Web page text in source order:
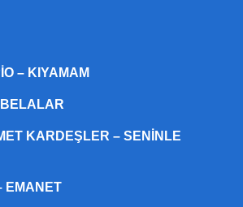
– KIYAMAM
BELALAR
KARDEŞLER – SENINLE
EMANET